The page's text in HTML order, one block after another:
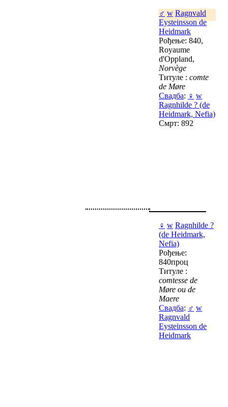
♂ w Ragnvald
Eysteinsson de
Heidmark
Рођење: 840,
Royaume
d'Oppland,
Norvège
Титуле : comte
de Møre
Свадба: ♀ w
Ragnhilde ? (de
Heidmark, Nefia)
Смрт: 892
♀ w Ragnhilde ?
(de Heidmark,
Nefia)
Рођење:
840проц
Титуле :
comtesse de
Møre ou de
Maere
Свадба: ♂ w
Ragnvald
Eysteinsson de
Heidmark